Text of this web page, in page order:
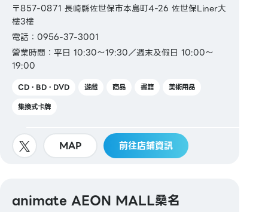
〒857-0871 長崎縣佐世保市本島町4-26 佐世保Liner大
樓3樓
電話：0956-37-3001
營業時間：平日 10:30～19:30／週末及假日 10:00～
19:00
CD・BD・DVD 遊戲 商品 書籍
美術用品
集換式卡牌
MAP 前往店鋪資訊
animate AEON MALL桑名